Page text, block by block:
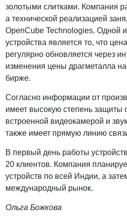
золотыми слитками. Компания
а технической реализацией
OpenCube Technologies. Одной
устройства является то, что
регулярно обновляется через
изменения цены драгметалла
бирже.
Согласно информации от
имеет высокую степень защиты
встроенной видеокамерой и
также имеет прямую линию
В первый день работы
20 клиентов. Компания
устройств по всей Индии, а
международный рынок.
Ольга Божкова